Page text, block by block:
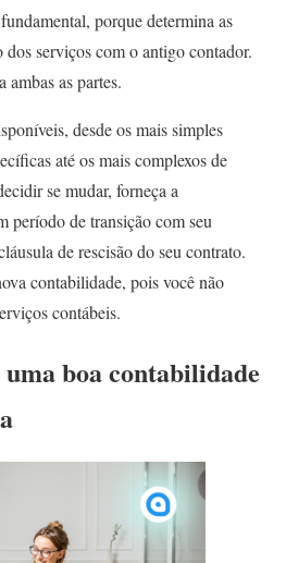
porque determina as
dos serviços com o antigo contador.
ambas as partes.
desde os mais simples
até os mais complexos de
se mudar, forneça a
período de transição com seu
de rescisão do seu contrato.
contabilidade, pois você não
contábeis.
boa contabilidade